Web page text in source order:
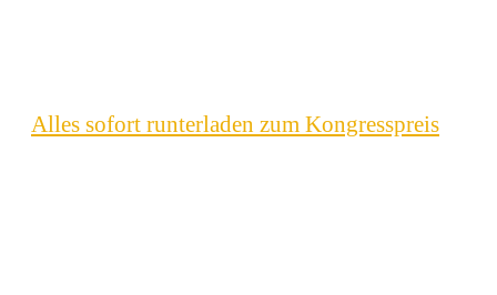
Alles sofort runterladen zum Kongresspreis